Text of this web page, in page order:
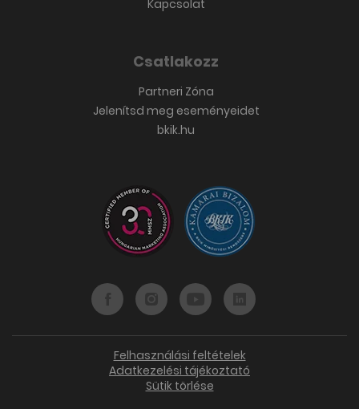
Kapcsolat
Csatlakozz
Partneri Zóna
Jelenítsd meg eseményeidet
bkik.hu
Felhasználási feltételek
Adatkezelési tájékoztató
Sütik törlése